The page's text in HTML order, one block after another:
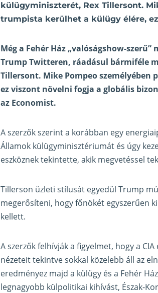
külügyminiszterét, Rex Tillersont.
trumpista kerülhet a külügy élére,
Még a Fehér Ház „valóságshow-
Trump Twitteren, ráadásul bármiféle
Tillersont. Mike Pompeo
ez viszont növelni fogja a globális
az Economist.
A szerzők szerint a korábban egy
Államok külügyminisztériumát és úgy
eszköznek tekintette, akik megvetéssel
Tillerson üzleti stílusát egyedül Trump
megerősíteni, hogy főnökét egyszerűen
kellett.
A szerzők felhívják a figyelmet, hogy a
nézeteit tekintve sokkal közelebb áll az
eredményez majd a külügy és a Fehér
legnagyobb külpolitikai kihívást, Észak-